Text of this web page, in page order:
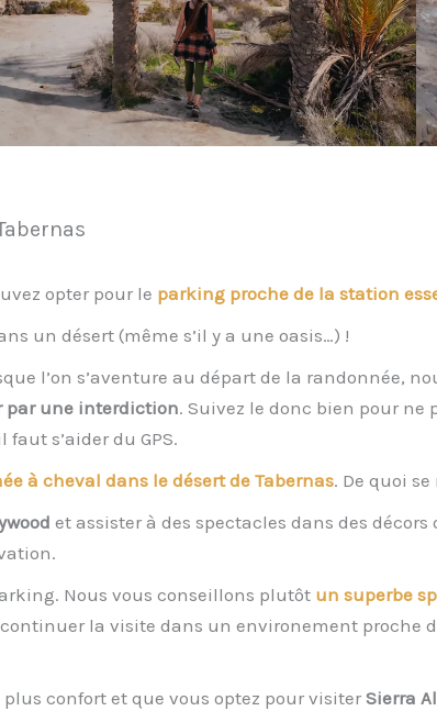
opter pour le parking proche de la station
un désert (même s’il y a une oasis…) !
l’on s’aventure au départ de la randonnée,
par une interdiction. Suivez le donc bien pour ne
s’aider du GPS.
à cheval dans le désert de Tabernas. De quoi
et assister à des spectacles dans des décors
Nous vous conseillons plutôt un superbe
continuer la visite dans un environement proche
confort et que vous optez pour visiterSierra